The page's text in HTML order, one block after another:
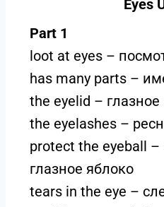
Eyes
Part 1
loot at eyes –
has many parts –
the eyelid – глазное
the eyelashes –
protect the eyeball
глазное яблоко
tears in the eye –